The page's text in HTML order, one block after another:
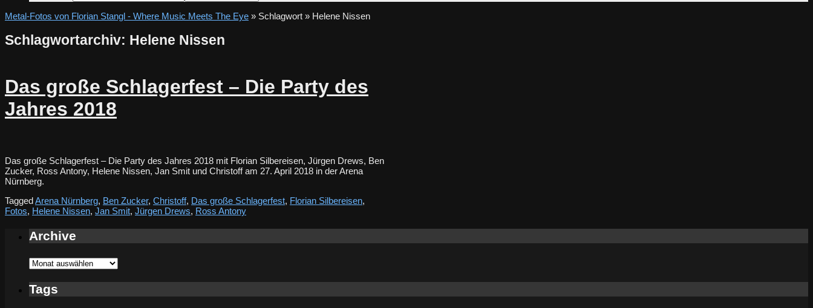
Metal-Fotos von Florian Stangl - Where Music Meets The Eye » Schlagwort » Helene Nissen
Schlagwortarchiv: Helene Nissen
Das große Schlagerfest – Die Party des
Jahres 2018
Das große Schlagerfest – Die Party des Jahres 2018 mit Florian Silbereisen, Jürgen Drews, Ben
Zucker, Ross Antony, Helene Nissen, Jan Smit und Christoff am 27. April 2018 in der Arena
Nürnberg.
TaggedArena Nürnberg, Ben Zucker, Christoff, Das große Schlagerfest, Florian Silbereisen,
Fotos, Helene Nissen, Jan Smit, Jürgen Drews, Ross Antony
Archive
Archive
Tags